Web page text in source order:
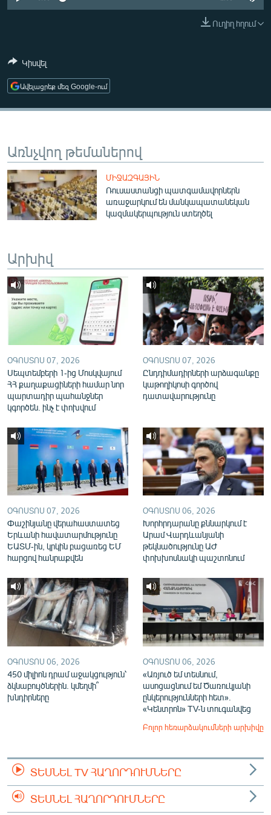
ՄԻՋԱԶԳԱՅԻՆ
ՄԵԿՆԱԲԱՆՈՒԹՅՈՒՆ
ՏՏ ԵՒ ԻՆՏԵՐՆԵՏ
ՏԵՍԱՆՅՈՒԹԵՐ
ԲԱՆԱՎԵՃ
ՁԳՏԵԼՈՎ ԼԱՎԱԳՈՒՅՆԻՆ
Հայերեն
English
Русский
ՀԵՏԵՎԵՔ ՄԵԶ
Ուղիղ հղում
Կիսվել
Ավելացրեք մեզ Google-ում
Առնչվող թեմաներով
ՄԻՋԱԶԳԱՅԻՆ
Ռուսաստանցի պատգամավորներն
առաջարկում են մանկապատանեկան
կազմակերպություն ստեղծել
Արխիվ
ՕԳՈՍՏՈՍ 07, 2026
Սեպտեմբերի 1-ից Մոսկվայում
ՀՀ քաղաքացիների համար նոր
պարտադիր պահանջներ
կգործեն. ինչ է փոխվում
ՕԳՈՍՏՈՍ 07, 2026
Ընդդիմադիրների արձագանքը
կաթողիկոսի գործով
դատավարությունը
ՕԳՈՍՏՈՍ 07, 2026
Փաշինյանը վերահաստատեց
Երևանի հավատարմությունը
ԵԱՏՄ-ին, կրկին բացառեց ԵՄ
հարցով հանրաքվեն
ՕԳՈՍՏՈՍ 06, 2026
Խորհրդարանը քննարկում է
Արամ Վարդևանյանի
թեկնածությունը ԱԺ
փոխխոսնակի պաշտոնում
ՕԳՈՍՏՈՍ 06, 2026
450 միլիոն դրամ աջակցություն՝
ձկնաբույծներին. կմեղմի՞
խնդիրները
ՕԳՈՍՏՈՍ 06, 2026
«Առյուծ եմ տեսնում,
ասոցացնում եմ Ծառուկյանի
ընկերությունների հետ».
«Կենտրոն» TV-ն տուգանվեց
Բոլոր հեռարձակումների արխիվը
ՏԵՍՆԵԼ TV ՀԱՂՈՐԴՈՒՄՆԵՐԸ
ՏԵՍՆԵԼ ՀԱՂՈՐԴՈՒՄՆԵՐԸ